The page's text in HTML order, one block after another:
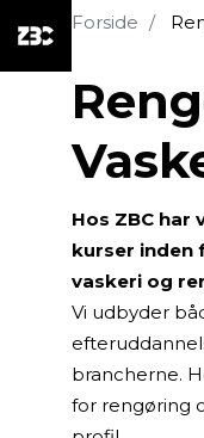
Forside
Hos ZBC har
kurser inden
vaskeri og
Vi udbyder
brancherne.
for rengøring